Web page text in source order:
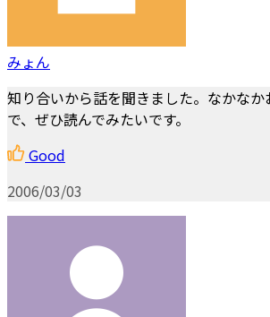
みょん
知り合いから話を聞きました。なかな
で、ぜひ読んでみたいです。
Good
2006/03/03